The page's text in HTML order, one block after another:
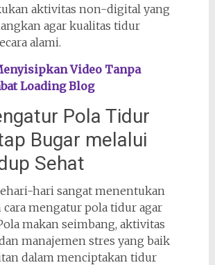
aktivitas non-digital yang
agar kualitas tidur
alami.
Video Tanpa
Loading Blog
Pola Tidur
Bugar melalui
Sehat
hari sangat menentukan
mengatur pola tidur agar
makan seimbang, aktivitas
manajemen stres yang baik
dalam menciptakan tidur